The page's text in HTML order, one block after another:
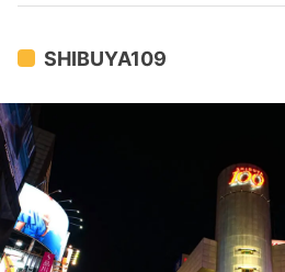
に行ったらまずチェックしたいスポッ
い人まで、ぜひおすすめしたい見どこ
す。
SHIBUYA109